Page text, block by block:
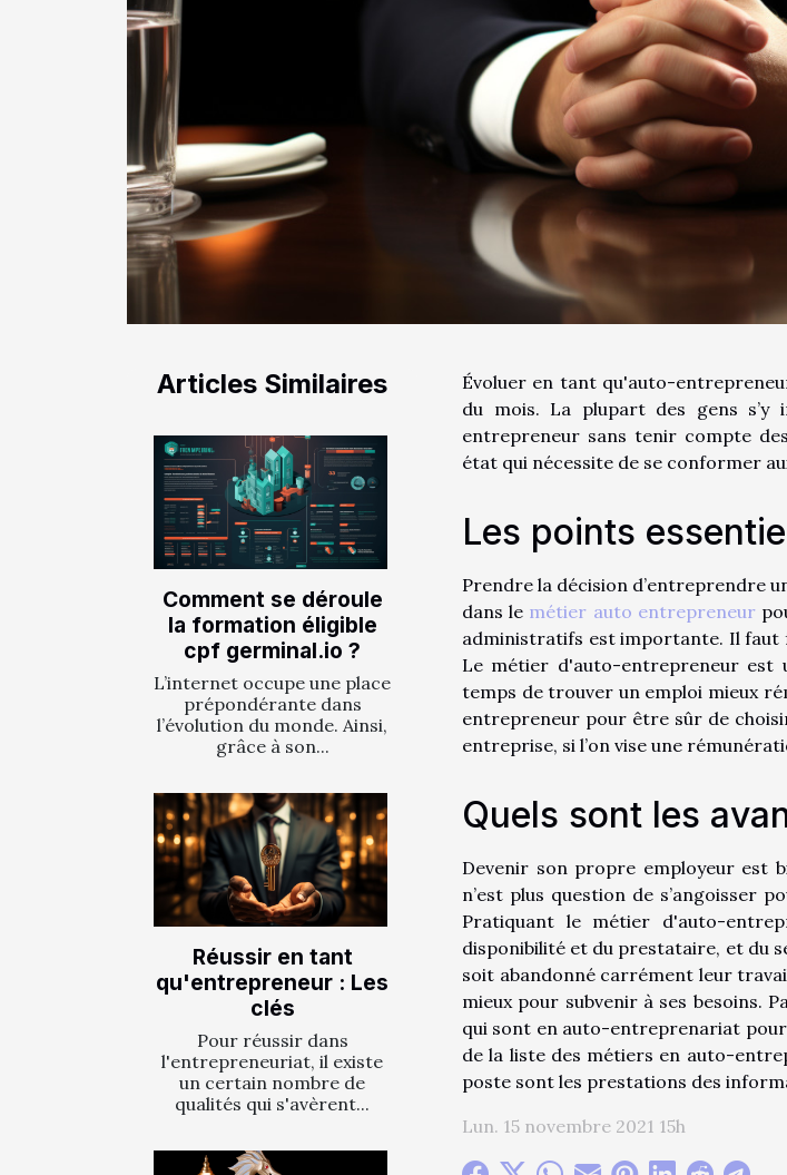
Articles Similaires
Comment se déroule
la formation éligible
cpf germinal.io ?
L’internet occupe une place
prépondérante dans
l’évolution du monde. Ainsi,
grâce à son...
Réussir en tant
qu'entrepreneur : Les
clés
Pour réussir dans
l'entrepreneuriat, il existe
un certain nombre de
qualités qui s'avèrent...
Évoluer en tant qu'auto-
du mois. La plupart des gens s’y
entrepreneur sans tenir compte
état qui nécessite de se conformer
Les points
Prendre la décision d’entreprendre
dans le métier auto entrepreneur
administratifs est importante. Il faut
Le métier d'auto-entrepreneur est
temps de trouver un emploi mieux
entrepreneur pour être sûr de
entreprise, si l’on vise une
Quels sont les
Devenir son propre employeur est
n’est plus question de s’angoisser
Pratiquant le métier d'auto-
disponibilité et du prestataire, et du
soit abandonné carrément leur
mieux pour subvenir à ses besoins.
qui sont en auto-entreprenariat pour
de la liste des métiers en auto-
poste sont les prestations des
Lun. 15 novembre 2021 15h